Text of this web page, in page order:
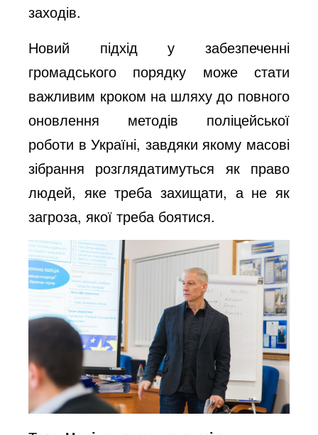
заходів.
Новий підхід у забезпеченні
громадського порядку може стати
важливим кроком на шляху до повного
оновлення методів поліцейської
роботи в Україні, завдяки якому масові
зібрання розглядатимуться як право
людей, яке треба захищати, а не як
загроза, якої треба боятися.